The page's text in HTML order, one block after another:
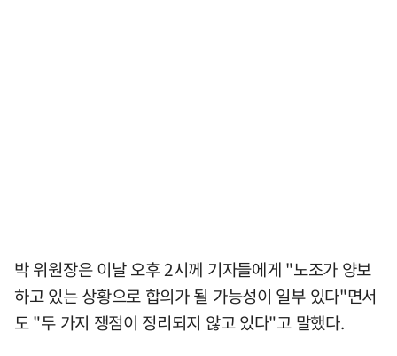
박 위원장은 이날 오후 2시께 기자들에게 "노조가 양보
하고 있는 상황으로 합의가 될 가능성이 일부 있다"면서
도 "두 가지 쟁점이 정리되지 않고 있다"고 말했다.